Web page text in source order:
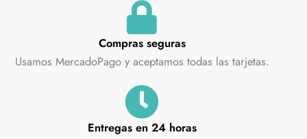
Compras seguras
Usamos MercadoPago y aceptamos todas las tarjetas.
Entregas en 24 horas